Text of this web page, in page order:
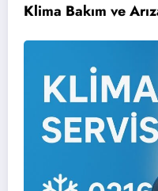
Klima Bakım ve